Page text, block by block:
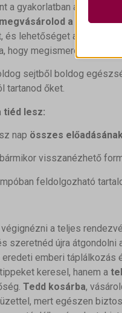
a gyakorlatban a
a
és lehetőséget arra, hogy
hogy megismerd mely
sejtből boldog
tartanod őket.
tiéd lesz:
nap összes
visszanézhető
feldolgozható
a teljes
szeretnéd újra átgondolni
eredeti emberi
keresel, hanem a
Tedd kosárba,
mert egészen
wp-
wp-
A
_clck
_gcl_au
Ez a